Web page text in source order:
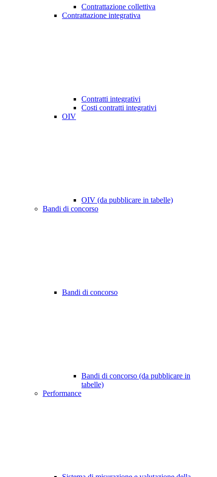
Contrattazione collettiva
Contrattazione integrativa
Contratti integrativi
Costi contratti integrativi
OIV
OIV (da pubblicare in tabelle)
Bandi di concorso
Bandi di concorso
Bandi di concorso (da pubblicare in
tabelle)
Performance